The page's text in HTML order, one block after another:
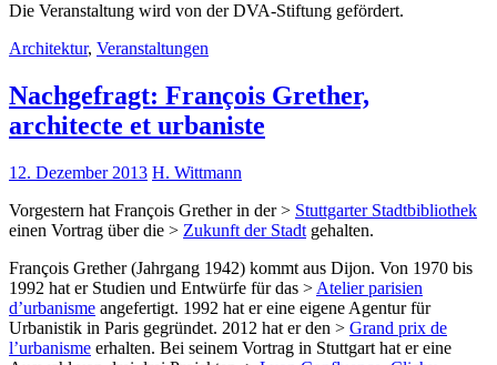
Die Veranstaltung wird von der DVA-Stiftung gefördert.
Architektur, Veranstaltungen
Nachgefragt: François Grether,
architecte et urbaniste
12. Dezember 2013 H. Wittmann
Vorgestern hat François Grether in der > Stuttgarter Stadtbibliothek
einen Vortrag über die > Zukunft der Stadt gehalten.
François Grether (Jahrgang 1942) kommt aus Dijon. Von 1970 bis
1992 hat er Studien und Entwürfe für das > Atelier parisien
d’urbanisme angefertigt. 1992 hat er eine eigene Agentur für
Urbanistik in Paris gegründet. 2012 hat er den > Grand prix de
l’urbanisme erhalten. Bei seinem Vortrag in Stuttgart hat er eine